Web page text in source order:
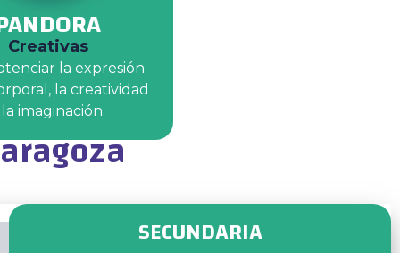
Creativas
la expresión
la creatividad
imaginación.
SECUNDARIA